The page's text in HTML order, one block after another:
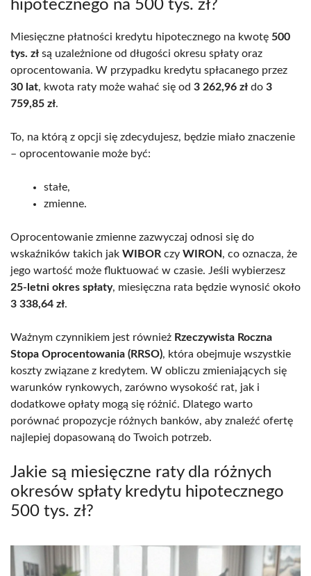
hipotecznego na 500 tys. zł?
Miesięczne płatności kredytu hipotecznego na kwotę 500
tys. zł są uzależnione od długości okresu spłaty oraz
oprocentowania. W przypadku kredytu spłacanego przez
30 lat, kwota raty może wahać się od 3 262,96 zł do 3
759,85 zł.
To, na którą z opcji się zdecydujesz, będzie miało znaczenie
– oprocentowanie może być:
stałe,
zmienne.
Oprocentowanie zmienne zazwyczaj odnosi się do
wskaźników takich jak WIBOR czy WIRON, co oznacza, że
jego wartość może fluktuować w czasie. Jeśli wybierzesz
25-letni okres spłaty, miesięczna rata będzie wynosić około
3 338,64 zł.
Ważnym czynnikiem jest również Rzeczywista Roczna
Stopa Oprocentowania (RRSO), która obejmuje wszystkie
koszty związane z kredytem. W obliczu zmieniających się
warunków rynkowych, zarówno wysokość rat, jak i
dodatkowe opłaty mogą się różnić. Dlatego warto
porównać propozycje różnych banków, aby znaleźć ofertę
najlepiej dopasowaną do Twoich potrzeb.
Jakie są miesięczne raty dla różnych
okresów spłaty kredytu hipotecznego
500 tys. zł?